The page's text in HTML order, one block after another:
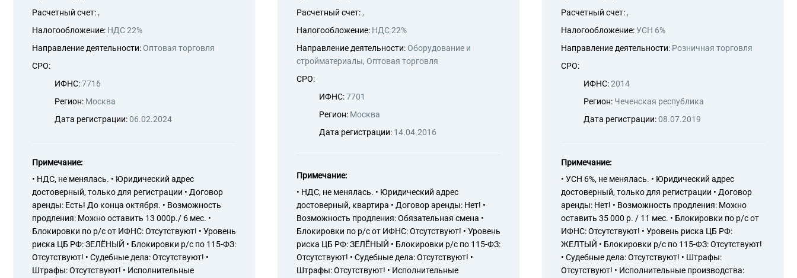
Расчетный счет: ,
Налогообложение: НДС 22%
Направление деятельности: Оптовая торговля
СРО:
ИФНС:7716
Регион: Москва
Дата регистрации:06.02.2024
Примечание:
• НДС, не менялась. • Юридический адрес
достоверный, только для регистрации • Договор
аренды: Есть! До конца октября. • Возможность
продления: Можно оставить 13 000р./ 6 мес. •
Блокировки по р/с от ИФНС: Отсутствуют! • Уровень
риска ЦБ РФ: ЗЕЛЁНЫЙ • Блокировки р/с по 115-ФЗ:
Отсутствуют! • Судебные дела: Отсутствуют! •
Штрафы: Отсутствуют! • Исполнительные
Расчетный счет: ,
Налогообложение: НДС 22%
Направление деятельности: Оборудование и
стройматериалы, Оптовая торговля
СРО:
ИФНС:7701
Регион: Москва
Дата регистрации: 14.04.2016
Примечание:
• НДС, не менялась. • Юридический адрес
достоверный, квартира • Договор аренды: Нет! •
Возможность продления: Обязательная смена •
Блокировки по р/с от ИФНС: Отсутствуют! • Уровень
риска ЦБ РФ: ЗЕЛЁНЫЙ • Блокировки р/с по 115-ФЗ:
Отсутствуют! • Судебные дела: Отсутствуют! •
Штрафы: Отсутствуют! • Исполнительные
Расчетный счет: ,
Налогообложение:УСН 6%
Направление деятельности: Розничная торговля
СРО:
ИФНС:2014
Регион: Чеченская республика
Дата регистрации:08.07.2019
Примечание:
• УСН 6%, не менялась. • Юридический адрес
достоверный, только для регистрации • Договор
аренды: Нет! • Возможность продления: Можно
оставить 35 000 р. / 11 мес. • Блокировки по р/с от
ИФНС: Отсутствуют! • Уровень риска ЦБ РФ:
ЖЕЛТЫЙ • Блокировки р/с по 115-ФЗ: Отсутствуют!
• Судебные дела: Отсутствуют! • Штрафы:
Отсутствуют! • Исполнительные производства: